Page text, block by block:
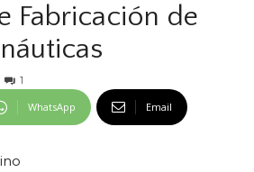
Fabricación de
1
WhatsApp Email